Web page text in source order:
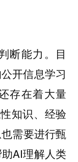
断能力 。目
开信息学习
存在着大量
知识、经验
需要进行甄
AI理解人类